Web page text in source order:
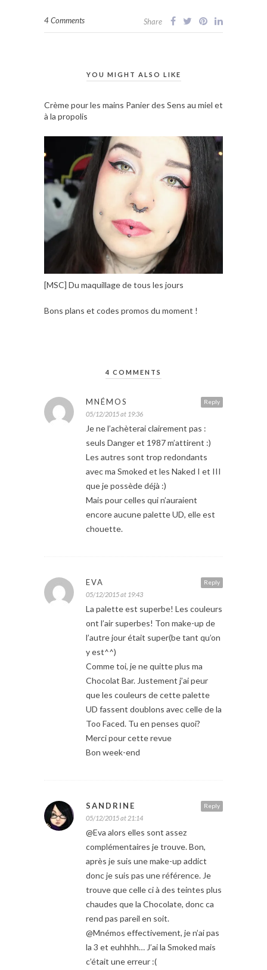
4 Comments Share
YOU MIGHT ALSO LIKE
Crème pour les mains Panier des Sens au miel et
à la propolis
[MSC] Du maquillage de tous les jours
Bons plans et codes promos du moment !
4 COMMENTS
Reply
MNÉMOS
05/12/2015 at 19:36
Je ne l’achèterai clairement pas :
seuls Danger et 1987 m’attirent :)
Les autres sont trop redondants
avec ma Smoked et les Naked I et III
que je possède déjà :)
Mais pour celles qui n’auraient
encore aucune palette UD, elle est
chouette.
Reply
EVA
05/12/2015 at 19:43
La palette est superbe! Les couleurs
ont l’air superbes! Ton make-up de
l’autre jour était super(be tant qu’on
y est^^)
Comme toi, je ne quitte plus ma
Chocolat Bar. Justement j’ai peur
que les couleurs de cette palette
UD fassent doublons avec celle de la
Too Faced. Tu en penses quoi?
Merci pour cette revue
Bon week-end
Reply
SANDRINE
05/12/2015 at 21:14
@Eva alors elles sont assez
complémentaires je trouve. Bon,
après je suis une make-up addict
donc je suis pas une référence. Je
trouve que celle ci à des teintes plus
chaudes que la Chocolate, donc ca
rend pas pareil en soit.
@Mnémos effectivement, je n’ai pas
la 3 et euhhhh… J’ai la Smoked mais
c’était une erreur :(